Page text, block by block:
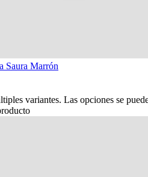
Saura Marrón
variantes. Las opciones se